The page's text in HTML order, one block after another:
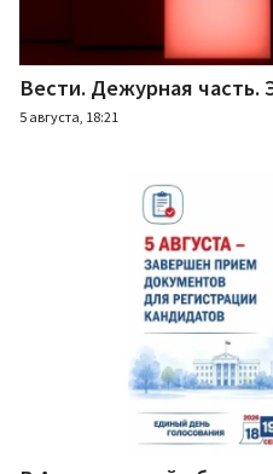
Вести. Дежурная часть.
5 августа, 18:21